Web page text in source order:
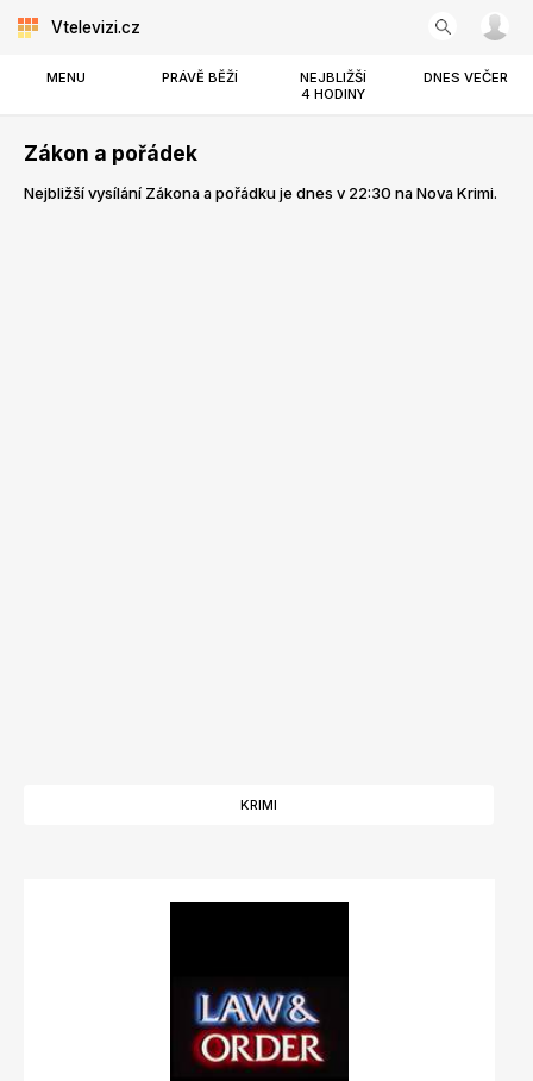
Vtelevizi.cz
MENU PRÁVĚ BĚŽÍ
NEJBLIŽŠÍ
4 HODINY
DNES VEČER
Zákon a pořádek
Nejbližší vysílání Zákona a pořádku je dnes v 22:30 na Nova Krimi.
KRIMI